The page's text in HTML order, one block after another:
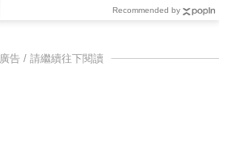
Recommended by
廣告 / 請繼續往下閱讀